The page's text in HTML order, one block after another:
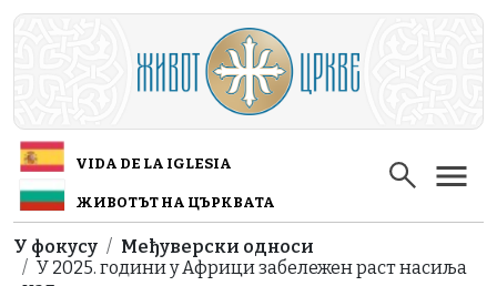
Skip to main content
VIDA DE LA IGLESIA
ЖИВОТЪТ НА ЦЪРКВАТА
Breadcrumb
У фокусу
Међуверски односи
У 2025. години у Африци забележен раст насиља